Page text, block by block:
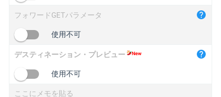
フォワードGETパラメータ
使用不可
デスティネーション・プレビュー
使用不可
ここにメモを貼る